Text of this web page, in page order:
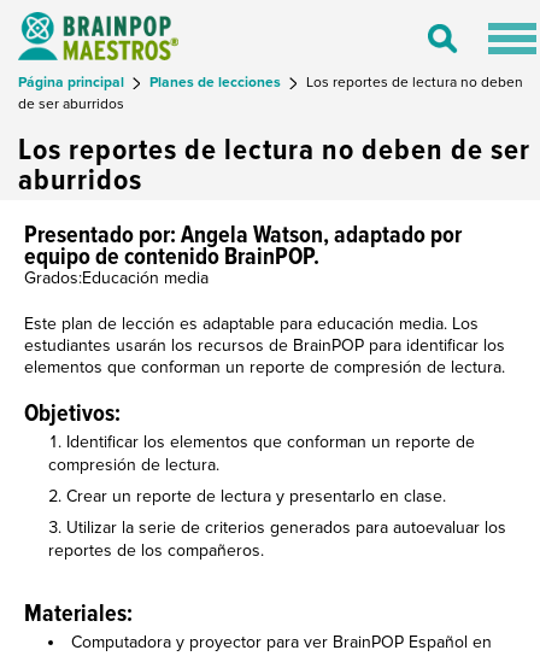
Toggle
Página principal Planes de lecciones
Los reportes de lectura no deben
de ser aburridos
Los reportes de lectura no deben de ser
aburridos
Presentado por: Angela Watson, adaptado por
equipo de contenido BrainPOP.
Grados:Educación media
Este plan de lección es adaptable para educación media. Los
estudiantes usarán los recursos de BrainPOP para identificar los
elementos que conforman un reporte de compresión de lectura.
Objetivos:
Identificar los elementos que conforman un reporte de
compresión de lectura.
Crear un reporte de lectura y presentarlo en clase.
Utilizar la serie de criterios generados para autoevaluar los
reportes de los compañeros.
Materiales:
Computadora y proyector para ver BrainPOP Español en